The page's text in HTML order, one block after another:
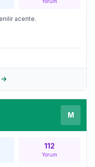
acente.
→
M
112
Yorum